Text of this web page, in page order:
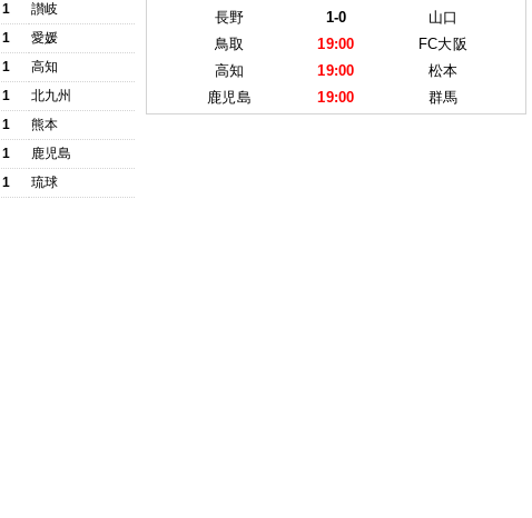
1
讃岐
1
愛媛
1
高知
1
北九州
1
熊本
1
鹿児島
1 琉球
長野
1-0
山口
鳥取
19:00
FC大阪
高知
19:00
松本
鹿児島
19:00 群馬